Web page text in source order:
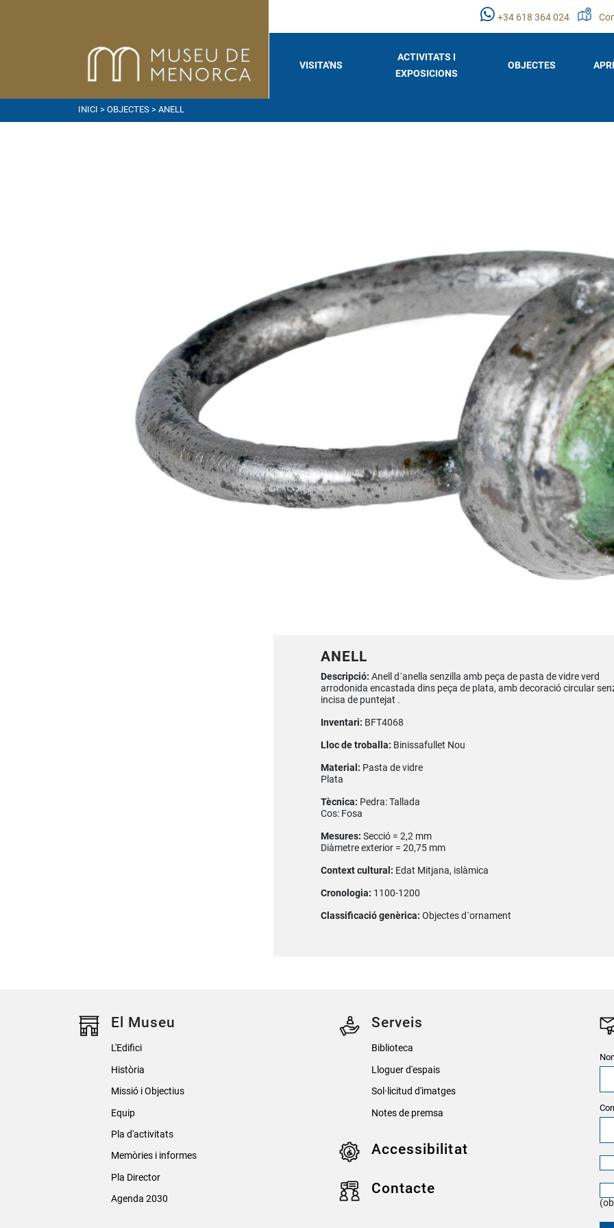
+34 618 364 024
VISITA'NS
ACTIVITATS I
EXPOSICIONS
OBJECTES
INICI > OBJECTES > ANELL
ANELL
Descripció: Anell d´anella senzilla amb peça de pasta de vidre verd
arrodonida encastada dins peça de plata, amb decoració circular
incisa de puntejat .
Inventari: BFT4068
Lloc de troballa: Binissafullet Nou
Material: Pasta de vidre
Plata
Tècnica: Pedra: Tallada
Cos: Fosa
Mesures: Secció = 2,2 mm
Diàmetre exterior = 20,75 mm
Context cultural: Edat Mitjana, islàmica
Cronologia: 1100-1200
Classificació genèrica: Objectes d´ornament
El Museu
L'Edifici
Història
Missió i Objectius
Equip
Pla d'activitats
Memòries i informes
Pla Director
Agenda 2030
Serveis
Biblioteca
Lloguer d'espais
Sol·licitud d'imatges
Notes de premsa
Accessibilitat
Contacte